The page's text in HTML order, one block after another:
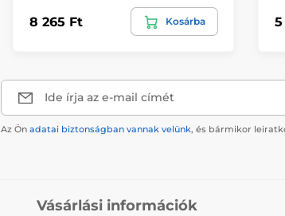
8 265 Ft Kosárba
Ide írja az e-mail címét
Az Ön adatai biztonságban vannak velünk, és bármikor
Vásárlási információk